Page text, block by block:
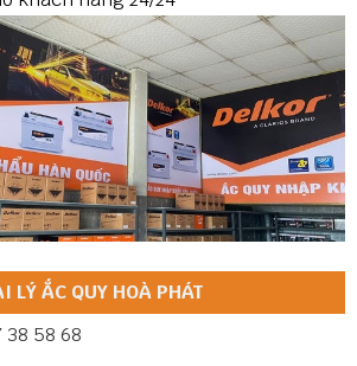
LÝ ẮC QUY HOÀ PHÁT
38 58 68